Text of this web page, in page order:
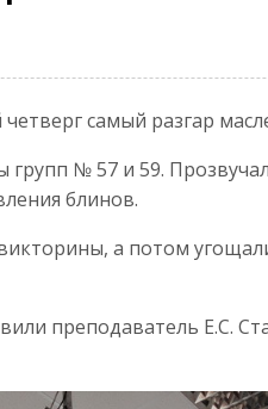
самый разгар
групп № 57 и 59.
блинов.
а потом
преподаватель Е.С.